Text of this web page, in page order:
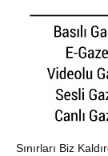
Sınırları Biz